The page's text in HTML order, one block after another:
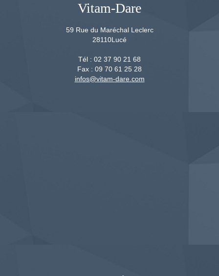
Vitam-Dare
59 Rue du Maréchal Leclerc
28110Lucé
Tél : 02 37 90 21 68
Fax : 09 70 61 25 28
infos@vitam-dare.com